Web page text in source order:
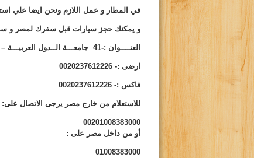
في المطار و عمل اللازم ونحن ايضا علي
و يمكنك حجز سيارات قبل سفرك لمصر و
العنــــوان :-41 جامعـــة الــدول
ارضى :- 0020237612226
فاكس :-0020237612226
للاستعلام من خارج مصر يرجى الاتصال على:
00201008383000
أو من داخل مصر على :
01008383000